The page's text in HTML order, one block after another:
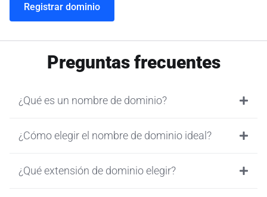
Registrar dominio
Preguntas frecuentes
¿Qué es un nombre de dominio?
¿Cómo elegir el nombre de dominio ideal?
¿Qué extensión de dominio elegir?